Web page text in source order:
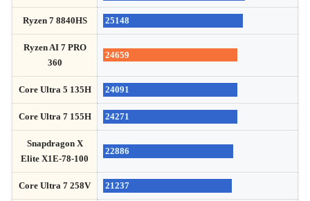
Ryzen 7 8840HS 25148
Ryzen AI 7 PRO
360
24659
Core Ultra 5 135H 24091
Core Ultra 7 155H 24271
Snapdragon X
Elite X1E-78-100
22886
Core Ultra 7 258V 21237